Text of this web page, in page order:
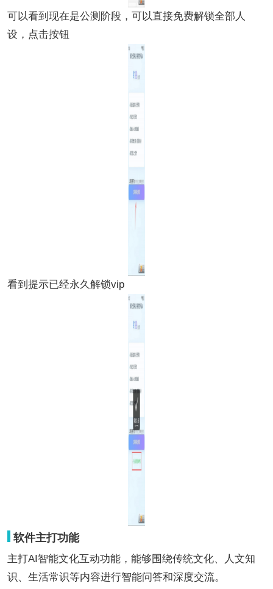
可以看到现在是公测阶段，可以直接免费解锁全部人
设，点击按钮
看到提示已经永久解锁vip
软件主打功能
主打AI智能文化互动功能，能够围绕传统文化、人文知
识、生活常识等内容进行智能问答和深度交流。